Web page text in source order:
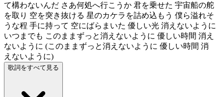
て構わないんだ さあ何処へ行こうか 君を乗せた 宇宙船の舵
を取り 空を突き抜ける 星のカケラを詰め込もう 僕ら溢れそ
うな程 手に持って 空にばらまいた 優しい光 消えないように
いつまでも このままずっと消えないように 優しい時間 消え
ないように (このままずっと消えないように 優しい時間 消
えないように)
歌詞をすべて見る